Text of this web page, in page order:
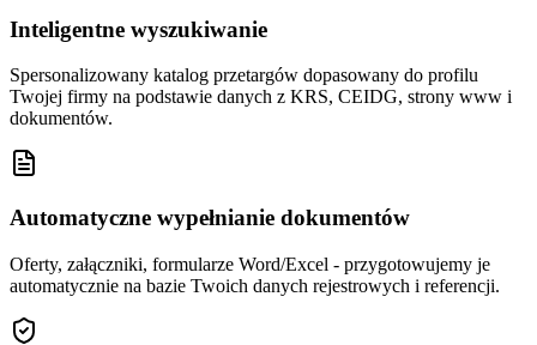
Inteligentne wyszukiwanie
Spersonalizowany katalog przetargów dopasowany do profilu
Twojej firmy na podstawie danych z KRS, CEIDG, strony www i
dokumentów.
Automatyczne wypełnianie dokumentów
Oferty, załączniki, formularze Word/Excel - przygotowujemy je
automatycznie na bazie Twoich danych rejestrowych i referencji.